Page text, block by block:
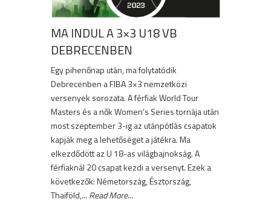
MA INDUL A 3×3 U18 VB
DEBRECENBEN
Egy pihenőnap után, ma folytatódik
Debrecenben a FIBA 3×3 nemzetközi
versenyek sorozata. A férfiak World Tour
Masters és a nők Women’s Series tornája után
most szeptember 3-ig az utánpótlás csapatok
kapják meg a lehetőséget a játékra. Ma
elkezdődött az U 18-as világbajnokság. A
férfiaknál 20 csapat kezdi a versenyt. Ezek a
következők: Németország, Észtország,
Thaiföld,... Read More...